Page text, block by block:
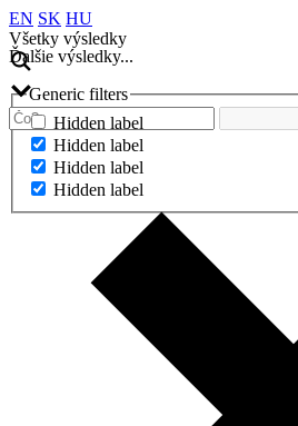
EN SK HU
Všetky výsledky
Ďalšie výsledky...
Generic filters
Hidden label
Hidden label
Hidden label
Hidden label
Ďalšie výsledky...